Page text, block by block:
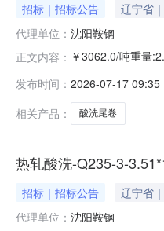
招标｜招标公告 辽宁省
代理单位： 沈阳鞍钢
正文内容： ￥3062.0/吨重量
产线名称:冷轧1#
发布时间： 2026-07-17 09:35
相关产品：
酸洗尾卷
热轧酸洗-Q235-3-
招标｜招标公告 辽宁省
代理单位： 沈阳鞍钢